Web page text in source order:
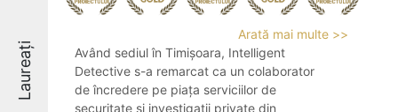
Laureați
Arată mai multe >>
Având sediul în Timișoara, Intelligent
Detective s-a remarcat ca un colaborator
de încredere pe piața serviciilor de
securitate și investigații private din